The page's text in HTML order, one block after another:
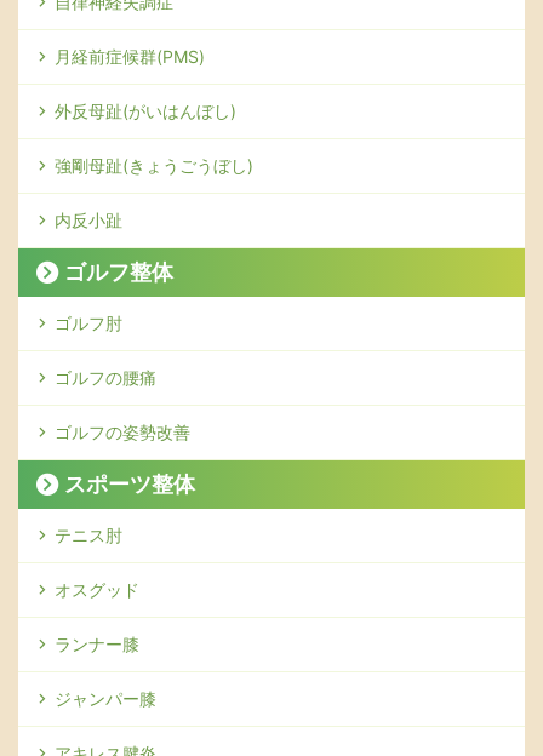
月経前症候群(PMS)
外反母趾(がいはんぼし)
強剛母趾(きょうごうぼし)
内反小趾
ゴルフ整体
ゴルフ肘
ゴルフの腰痛
ゴルフの姿勢改善
スポーツ整体
テニス肘
オスグッド
ランナー膝
ジャンパー膝